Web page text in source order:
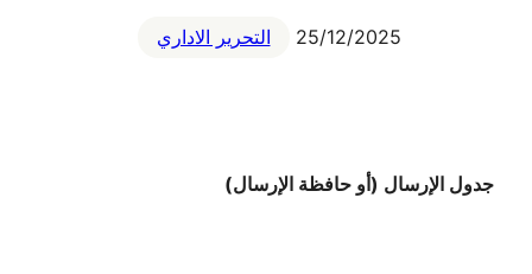
25/12/2025 التحرير الاداري
جدول الإرسال (أو حافظة الإرسال)